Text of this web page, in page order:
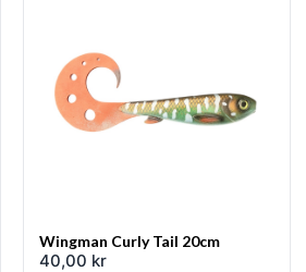
Wingman Curly Tail 20cm
40,00 kr